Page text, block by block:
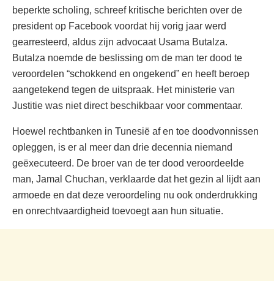
beperkte scholing, schreef kritische berichten over de
president op Facebook voordat hij vorig jaar werd
gearresteerd, aldus zijn advocaat Usama Butalza.
Butalza noemde de beslissing om de man ter dood te
veroordelen “schokkend en ongekend” en heeft beroep
aangetekend tegen de uitspraak. Het ministerie van
Justitie was niet direct beschikbaar voor commentaar.
Hoewel rechtbanken in Tunesië af en toe doodvonnissen
opleggen, is er al meer dan drie decennia niemand
geëxecuteerd. De broer van de ter dood veroordeelde
man, Jamal Chuchan, verklaarde dat het gezin al lijdt aan
armoede en dat deze veroordeling nu ook onderdrukking
en onrechtvaardigheid toevoegt aan hun situatie.